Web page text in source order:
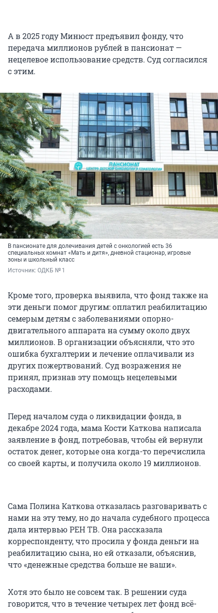
А в 2025 году Минюст предъявил фонду, что
передача миллионов рублей в пансионат —
нецелевое использование средств. Суд согласился
с этим.
В пансионате для долечивания детей с онкологией есть 36
специальных комнат «Мать и дитя», дневной стационар, игровые
зоны и школьный класс
Источник: ОДКБ № 1
Кроме того, проверка выявила, что фонд также на
эти деньги помог другим: оплатил реабилитацию
семерым детям с заболеваниями опорно-
двигательного аппарата на сумму около двух
миллионов. В организации объясняли, что это
ошибка бухгалтерии и лечение оплачивали из
других пожертвований. Суд возражения не
принял, признав эту помощь нецелевыми
расходами.
Перед началом суда о ликвидации фонда, в
декабре 2024 года, мама Кости Каткова написала
заявление в фонд, потребовав, чтобы ей вернули
остаток денег, которые она когда-то перечислила
со своей карты, и получила около 19 миллионов.
Сама Полина Каткова отказалась разговаривать с
нами на эту тему, но до начала судебного процесса
дала интервью РЕН ТВ. Она рассказала
корреспонденту, что просила у фонда деньги на
реабилитацию сына, но ей отказали, объяснив,
что «денежные средства больше не ваши».
Хотя это было не совсем так. В решении суда
говорится, что в течение четырех лет фонд всё-